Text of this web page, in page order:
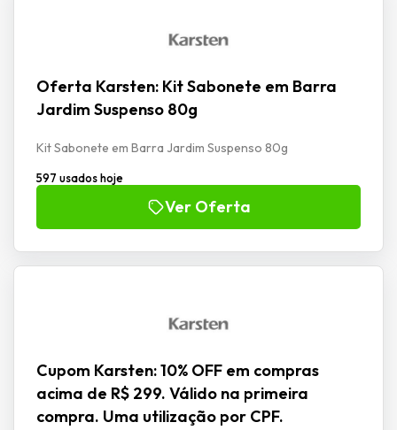
Oferta Karsten: Kit Sabonete em Barra
Jardim Suspenso 80g
Kit Sabonete em Barra Jardim Suspenso 80g
597 usados hoje
Ver Oferta
Cupom Karsten: 10% OFF em compras
acima de R$ 299. Válido na primeira
compra. Uma utilização por CPF.